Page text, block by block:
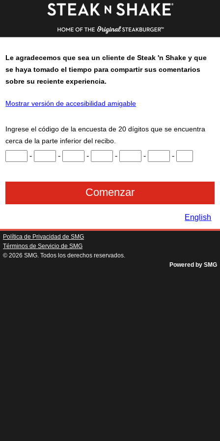
Le agradecemos que sea un cliente deSteak 'n Shake y que
se haya tomado el tiempo para compartir sus comentarios
sobre su reciente experiencia.
Mostrar versión de accesibilidad amigable
Ingrese el código de la encuesta de 20 dígitos que se encuentra
cerca de la parte inferior del recibo.
Ingrese los dígitos del 1 al 3.
- Ingrese los dígitos del 4 al 6.
- Ingrese los dígitos del 7 al 9.
- Ingrese los dígitos del 10 al 12.
- Ingrese los dígitos del 13 al
- Ingrese los dígitos
-
English
Política de Privacidad de SMG
Términos de Servicio de SMG
© 2026 SMG . Todos los derechos reservados.
Powered by SMG